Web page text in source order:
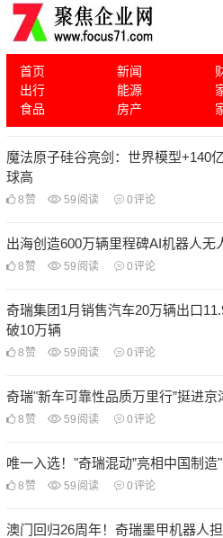
首页 新闻
出行
能源
食品
房产
魔法原子硅谷亮剑：世界模型+140
球高
8 赞 59 阅读 0评论
出海创造600万辆里程碑AI机器人无
8 赞 59 阅读 0评论
奇瑞集团1月销售汽车20万辆出口
破10万辆
8 赞 59 阅读 0评论
奇瑞"新车可靠性品质万里行”挺进京
8 赞 59 阅读 0评论
唯一入选！"奇瑞混动”亮相中国制造
8 赞 59 阅读 0评论
澳门回归26周年！奇瑞墨甲机器人